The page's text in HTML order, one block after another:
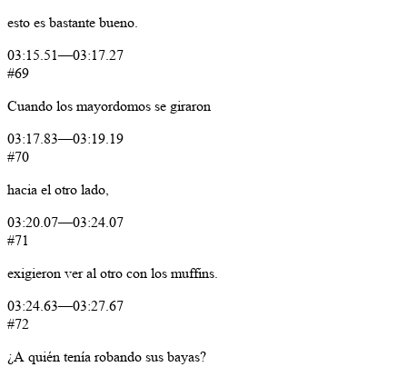
esto es bastante bueno.
03:15.51—03:17.27
#69
Cuando los mayordomos se giraron
03:17.83—03:19.19
#70
hacia el otro lado,
03:20.07—03:24.07
#71
exigieron ver al otro con los muffins.
03:24.63—03:27.67
#72
¿A quién tenía robando sus bayas?